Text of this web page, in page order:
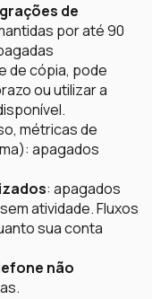
de
por até 90
de cópia, pode
ou utilizar a
métricas de
apagados
: apagados
atividade. Fluxos
sua conta
não